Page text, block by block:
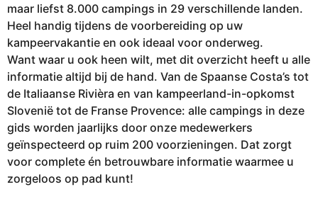
maar liefst 8.000 campings in 29 verschillende landen.
Heel handig tijdens de voorbereiding op uw
kampeervakantie en ook ideaal voor onderweg.
Want waar u ook heen wilt, met dit overzicht heeft u alle
informatie altijd bij de hand. Van de Spaanse Costa’s tot
de Italiaanse Rivièra en van kampeerland-in-opkomst
Slovenië tot de Franse Provence: alle campings in deze
gids worden jaarlijks door onze medewerkers
geïnspecteerd op ruim 200 voorzieningen. Dat zorgt
voor complete én betrouwbare informatie waarmee u
zorgeloos op pad kunt!